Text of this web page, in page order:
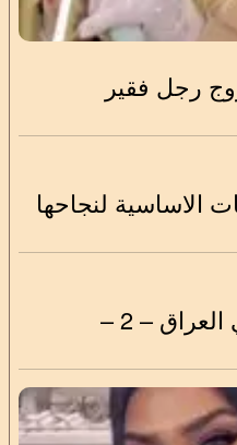
رجل فقير
الاساسية لنجاحها
– 2 –